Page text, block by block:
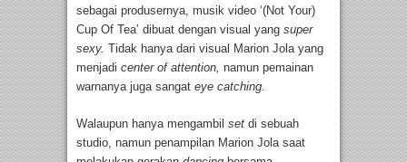
sebagai produsernya, musik video ‘(Not Your)
Cup Of Tea’ dibuat dengan visual yang super
sexy. Tidak hanya dari visual Marion Jola yang
menjadi center of attention, namun pemainan
warnanya juga sangat eye catching.
Walaupun hanya mengambil set di sebuah
studio, namun penampilan Marion Jola saat